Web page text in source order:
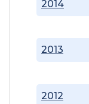
2012
2013
2014